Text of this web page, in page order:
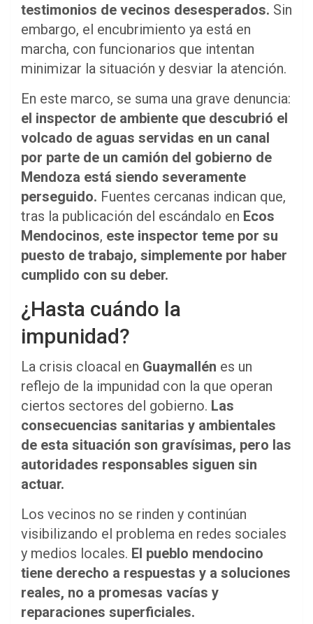
testimonios de vecinos desesperados. Sin
embargo, el encubrimiento ya está en
marcha, con funcionarios que intentan
minimizar la situación y desviar la atención.
En este marco, se suma una grave denuncia:
el inspector de ambiente que descubrió el
volcado de aguas servidas en un canal
por parte de un camión del gobierno de
Mendoza está siendo severamente
perseguido. Fuentes cercanas indican que,
tras la publicación del escándalo en Ecos
Mendocinos, este inspector teme por su
puesto de trabajo, simplemente por haber
cumplido con su deber.
¿Hasta cuándo la
impunidad?
La crisis cloacal en Guaymallén es un
reflejo de la impunidad con la que operan
ciertos sectores del gobierno. Las
consecuencias sanitarias y ambientales
de esta situación son gravísimas, pero las
autoridades responsables siguen sin
actuar.
Los vecinos no se rinden y continúan
visibilizando el problema en redes sociales
y medios locales. El pueblo mendocino
tiene derecho a respuestas y a soluciones
reales, no a promesas vacías y
reparaciones superficiales.